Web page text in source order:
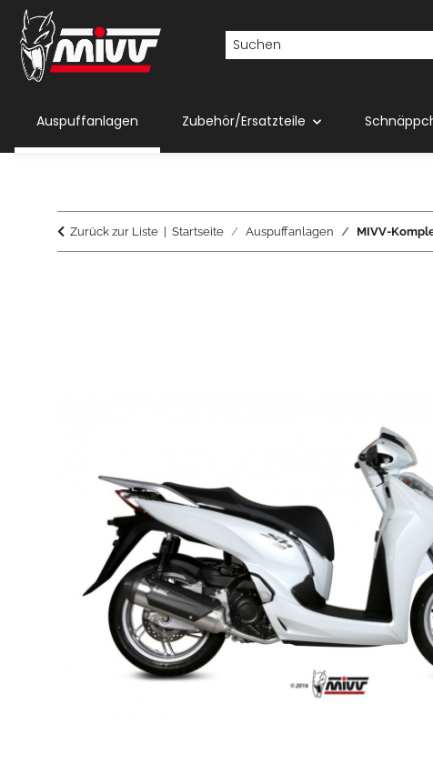
Auspuffanlagen Zubehör/Ersatzteile
Zurück zur Liste Startseite Auspuffanlagen MIVV-